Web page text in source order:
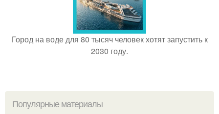
Город на воде для 80 тысяч человек хотят запустить к
2030 году.
Популярные материалы